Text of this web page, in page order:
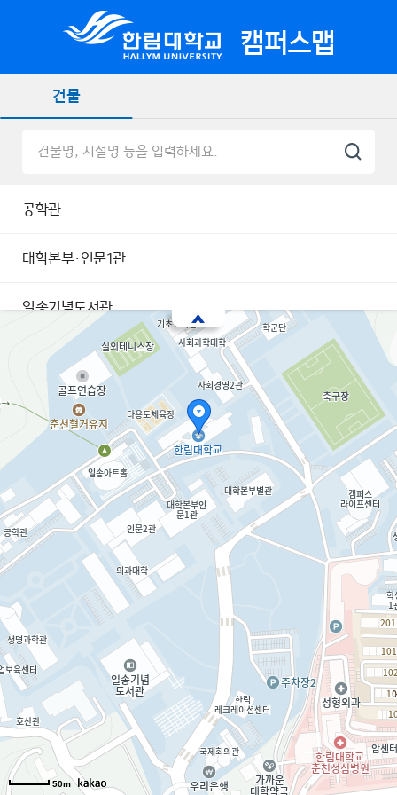
캠퍼스맵
건물
공학관
대학본부·인문1관
일송기념도서관
한림레크리에이션센터
사회·경영1관
산학협력관
의료·바이오융합연구원
Campus Life Center
도헌글로벌스쿨
학생생활관1관
사색의 길
생명의 숲
50m
50m